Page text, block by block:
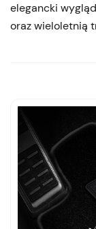
elegancki
oraz wieloletnią